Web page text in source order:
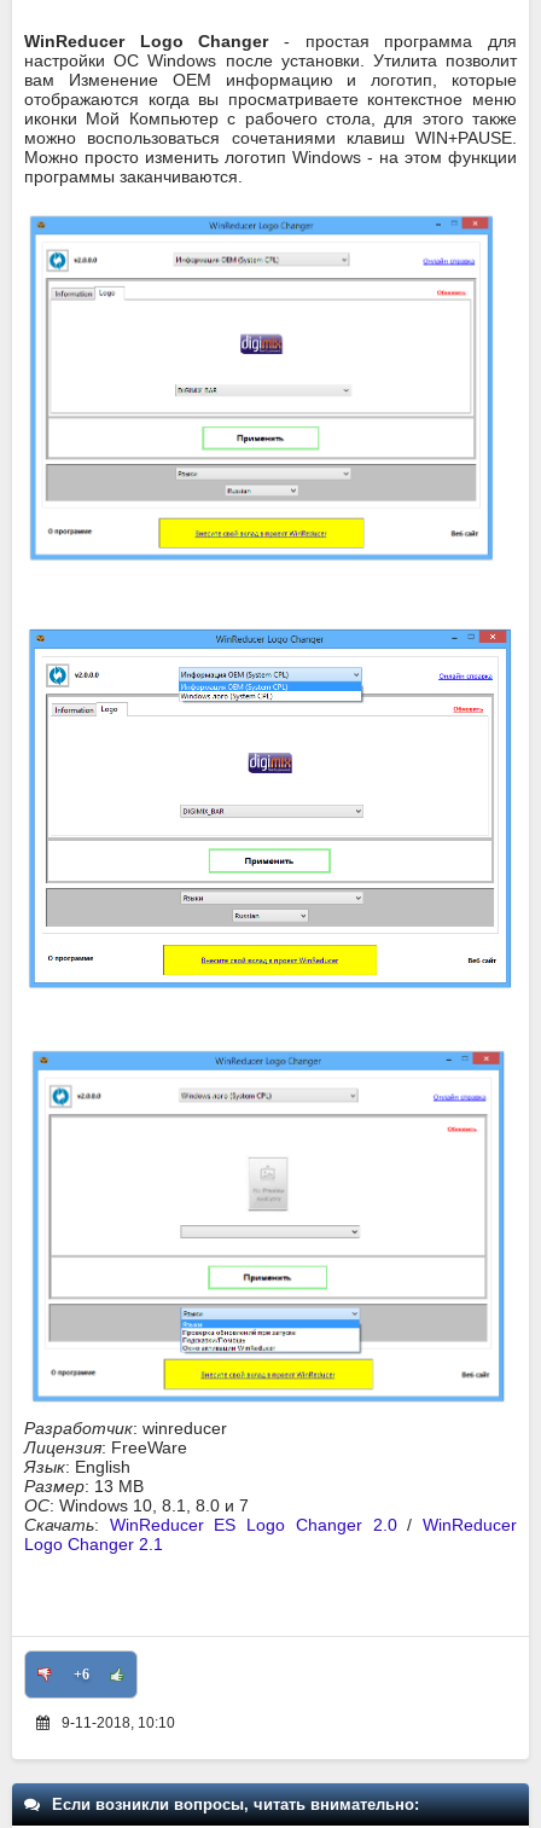
WinReducer Logo Changer- простая программа для
настройки ОС Windows после установки. Утилита позволит
вам Изменение OEM информацию и логотип, которые
отображаются когда вы просматриваете контекстное меню
иконки Мой Компьютер с рабочего стола, для этого также
можно воспользоваться сочетаниями клавиш WIN+PAUSE.
Можно просто изменить логотип Windows - на этом функции
программы заканчиваются.
Разработчик: winreducer
Лицензия: FreeWare
Язык: English
Размер: 13 MB
ОС: Windows 10, 8.1, 8.0 и 7
Скачать: WinReducer ES Logo Changer 2.0/WinReducer
Logo Changer 2.1
+6
9-11-2018, 10:10
Если возникли вопросы, читать внимательно: